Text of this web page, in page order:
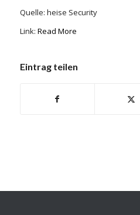
Quelle: heise Security
Link: Read More
Eintrag teilen